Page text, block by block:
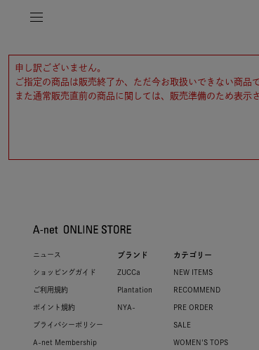
申し訳ございません。
ご指定の商品は販売終了か、ただ今お取扱いできない商品で
また通常販売直前の商品に関しては、販売準備のため表示
ニュース
ショッピングガイド
ご利用規約
ポイント規約
プライバシーポリシー
A-net Membership
ブランド
ZUCCa
Plantation
NYA-
カテゴリー
NEW ITEMS
RECOMMEND
PRE ORDER
SALE
WOMEN'S TOPS